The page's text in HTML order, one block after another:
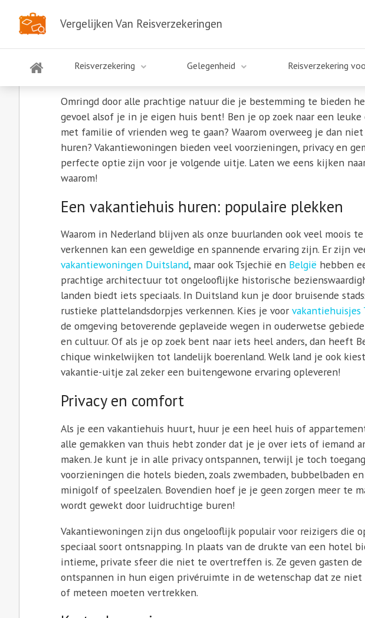
Vergelijken Van Reisverzekeringen
Reisverzekering Gelegenheid Reisverzekering
De voordelen van het huren van een
voor je volgende getaway
Omringd door alle prachtige natuur die je bestemming te bieden
gevoel alsof je in je eigen huis bent! Ben je op zoek naar een
met familie of vrienden weg te gaan? Waarom overweeg je dan
huren? Vakantiewoningen bieden veel voorzieningen, privacy en
perfecte optie zijn voor je volgende uitje. Laten we eens kijken
waarom!
Een vakantiehuis huren: populaire plekken
Waarom in Nederland blijven als onze buurlanden ook veel moois
verkennen kan een geweldige en spannende ervaring zijn. Er zijn
vakantiewoningen Duitsland, maar ook Tsjechië en België hebben
prachtige architectuur tot ongelooflijke historische
landen biedt iets speciaals. In Duitsland kun je door bruisende
rustieke plattelandsdorpjes verkennen. Kies je voorvakantiehuisjes
de omgeving betoverende geplaveide wegen in ouderwetse
en cultuur. Of als je op zoek bent naar iets heel anders, dan heeft
chique winkelwijken tot landelijk boerenland. Welk land je ook
vakantie-uitje zal zeker een buitengewone ervaring opleveren!
Privacy en comfort
Als je een vakantiehuis huurt, huur je een heel huis of
alle gemakken van thuis hebt zonder dat je je over iets of iemand
maken. Je kunt je in alle privacy ontspannen, terwijl je toch
voorzieningen die hotels bieden, zoals zwembaden, bubbelbaden
minigolf of speelzalen. Bovendien hoef je je geen zorgen meer te
wordt gewekt door luidruchtige buren!
Vakantiewoningen zijn dus ongelooflijk populair voor reizigers die
speciaal soort ontsnapping. In plaats van de drukte van een hotel
intieme, private sfeer die niet te overtreffen is. Ze geven gasten
ontspannen in hun eigen privéruimte in de wetenschap dat ze
of meteen moeten vertrekken.